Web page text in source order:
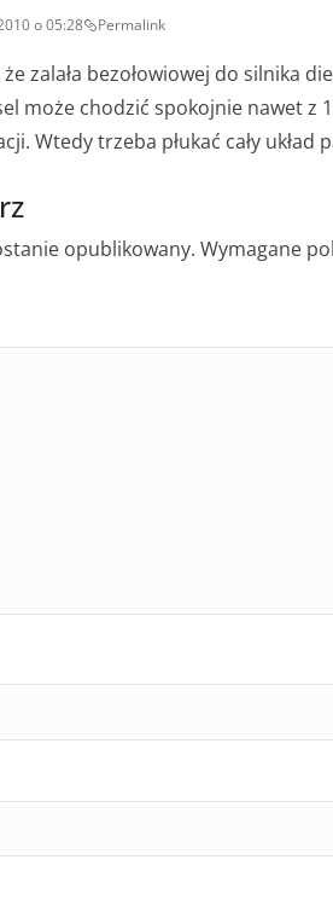
o 05:28 Permalink
że zalała bezołowiowej do silnika
może chodzić spokojnie nawet z
Wtedy trzeba płukać cały układ
opublikowany. Wymagane